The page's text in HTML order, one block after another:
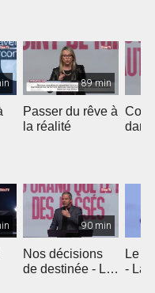
89 min
Passer du rêve à
la réalité
dans
90 min
Nos décisions
de destinée - La
Le
- La